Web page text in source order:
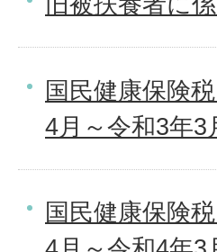
国民健康保険
4月～令和3年3
国民健康保険